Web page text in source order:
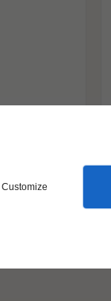
Customize